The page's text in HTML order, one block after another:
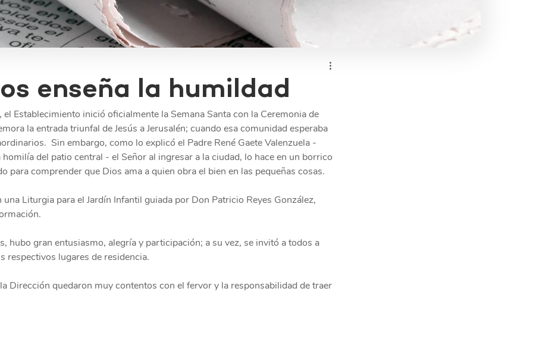
enseña la humildad
Establecimiento inició oficialmente la Semana Santa con la Ceremonia de
la entrada triunfal de Jesús a Jerusalén; cuando esa comunidad esperaba
Sin embargo, como lo explicó el Padre René Gaete Valenzuela -
homilía del patio central - el Señor al ingresar a la ciudad, lo hace en un borrico
para comprender que Dios ama a quien obra el bien en las pequeñas cosas.
Liturgia para el Jardín Infantil guiada por Don Patricio Reyes González,
hubo gran entusiasmo, alegría y participación; a su vez, se invitó a todos a
respectivos lugares de residencia.
Dirección quedaron muy contentos con el fervor y la responsabilidad de traer